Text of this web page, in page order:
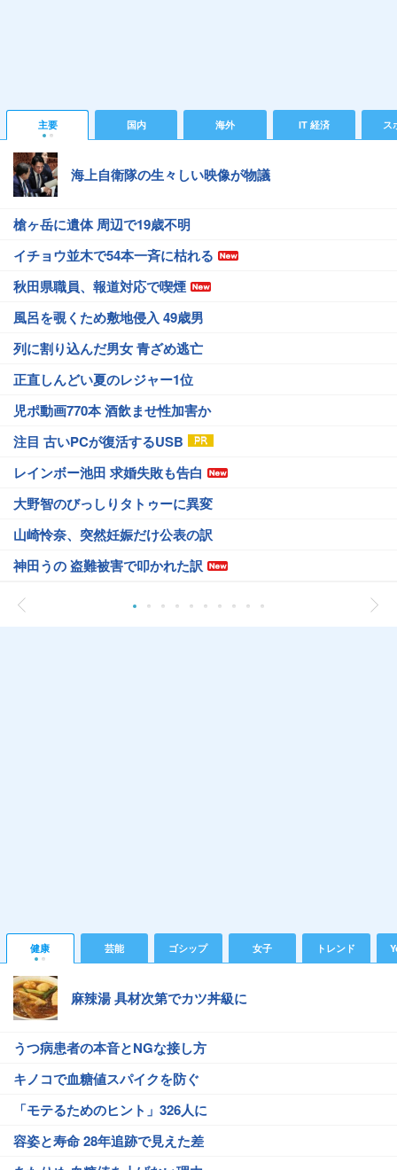
主要 国内 海外 IT 経済 ス
海上自衛隊の生々しい映像が物議
槍ヶ岳に遺体 周辺で19歳不明
イチョウ並木で54本一斉に枯れる
秋田県職員、報道対応で喫煙
風呂を覗くため敷地侵入 49歳男
列に割り込んだ男女 青ざめ逃亡
正直しんどい夏のレジャー1位
児ポ動画770本 酒飲ませ性加害か
注目 古いPCが復活するUSB
レインボー池田 求婚失敗も告白
大野智のびっしりタトゥーに異変
山崎怜奈、突然妊娠だけ公表の訳
神田うの 盗難被害で叩かれた訳
健康 芸能 ゴシップ 女子 トレンド
麻辣湯 具材次第でカツ丼級に
うつ病患者の本音とNGな接し方
キノコで血糖値スパイクを防ぐ
「モテるためのヒント」326人に
容姿と寿命 28年追跡で見えた差